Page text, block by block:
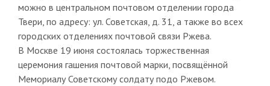
можно в центральном почтовом отделении города
Твери, по адресу: ул. Советская, д. 31, а также во всех
городских отделениях почтовой связи Ржева.
В Москве 19 июня состоялась торжественная
церемония гашения почтовой марки, посвящённой
Мемориалу Советскому солдату подо Ржевом.